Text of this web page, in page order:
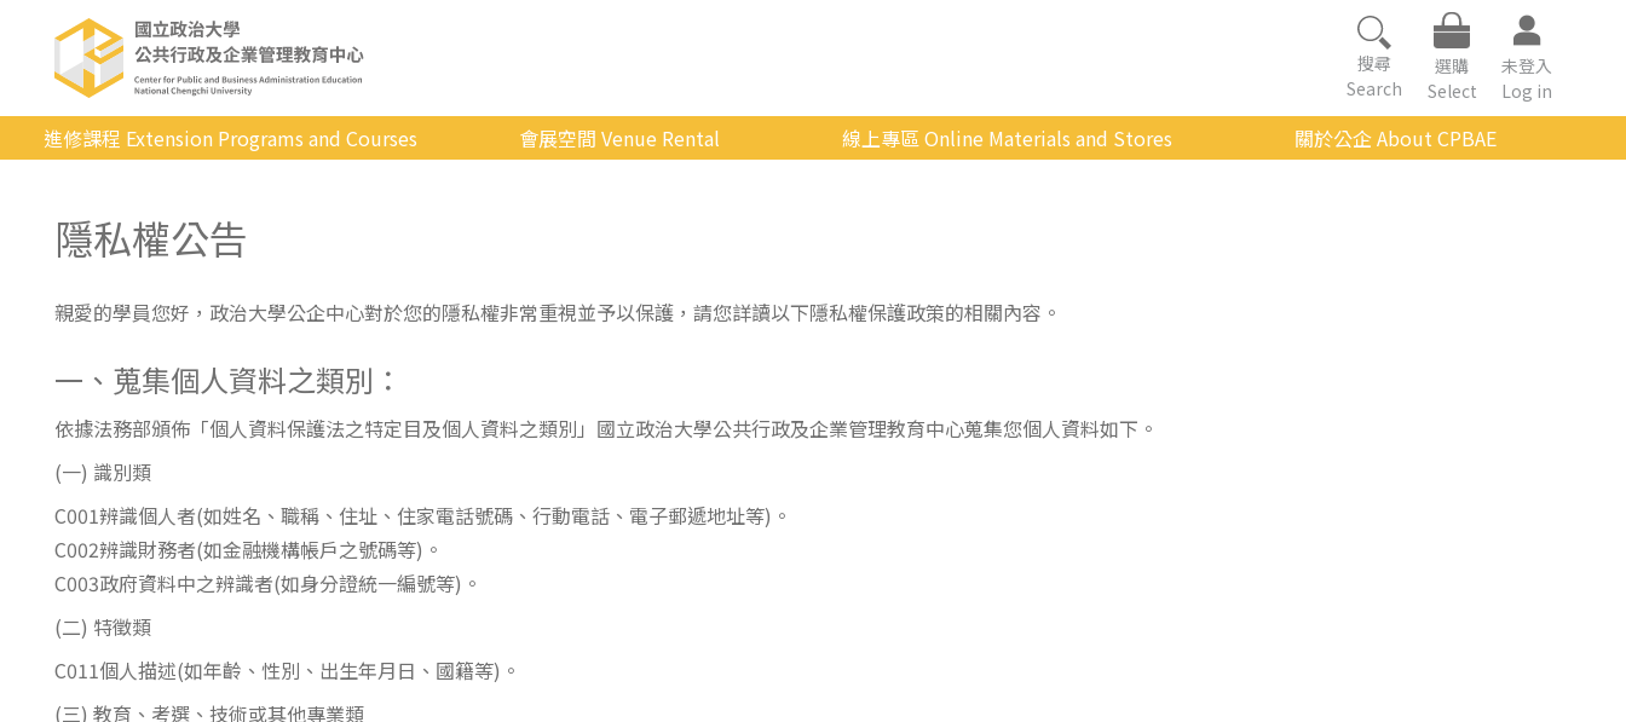
搜尋
Search
選購
Select
未登入
Log in
進修課程 Extension Programs and Courses
專業/學分
商管/永續
科技/生活
健康運動
日韓語
東南亞語
語言檢定
採購專業
會展空間 Venue Rental
使用辦法
歷年活動
線上專區 Online Materials and Stores
關於公企 About CPBAE
隱私權公告
親愛的學員您好，政治大學公企中心對於您的隱私權非常重視並予以保護，請您詳讀以下隱私權保護政策的相關內容。
一、蒐集個人資料之類別：
依據法務部頒佈「個人資料保護法之特定目及個人資料之類別」國立政治大學公共行政及企業管理教育中心蒐集您個人資料如下。
(一) 識別類
C001辨識個人者(如姓名、職稱、住址、住家電話號碼、行動電話、電子郵遞地址等)。
C002辨識財務者(如金融機構帳戶之號碼等)。
C003政府資料中之辨識者(如身分證統一編號等)。
(二) 特徵類
C011個人描述(如年齡、性別、出生年月日、國籍等)。
(三) 教育、考選、技術或其他專業類